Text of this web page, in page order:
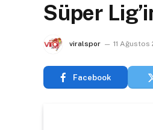
Süper
viralspor 11 Ağustos
Facebook